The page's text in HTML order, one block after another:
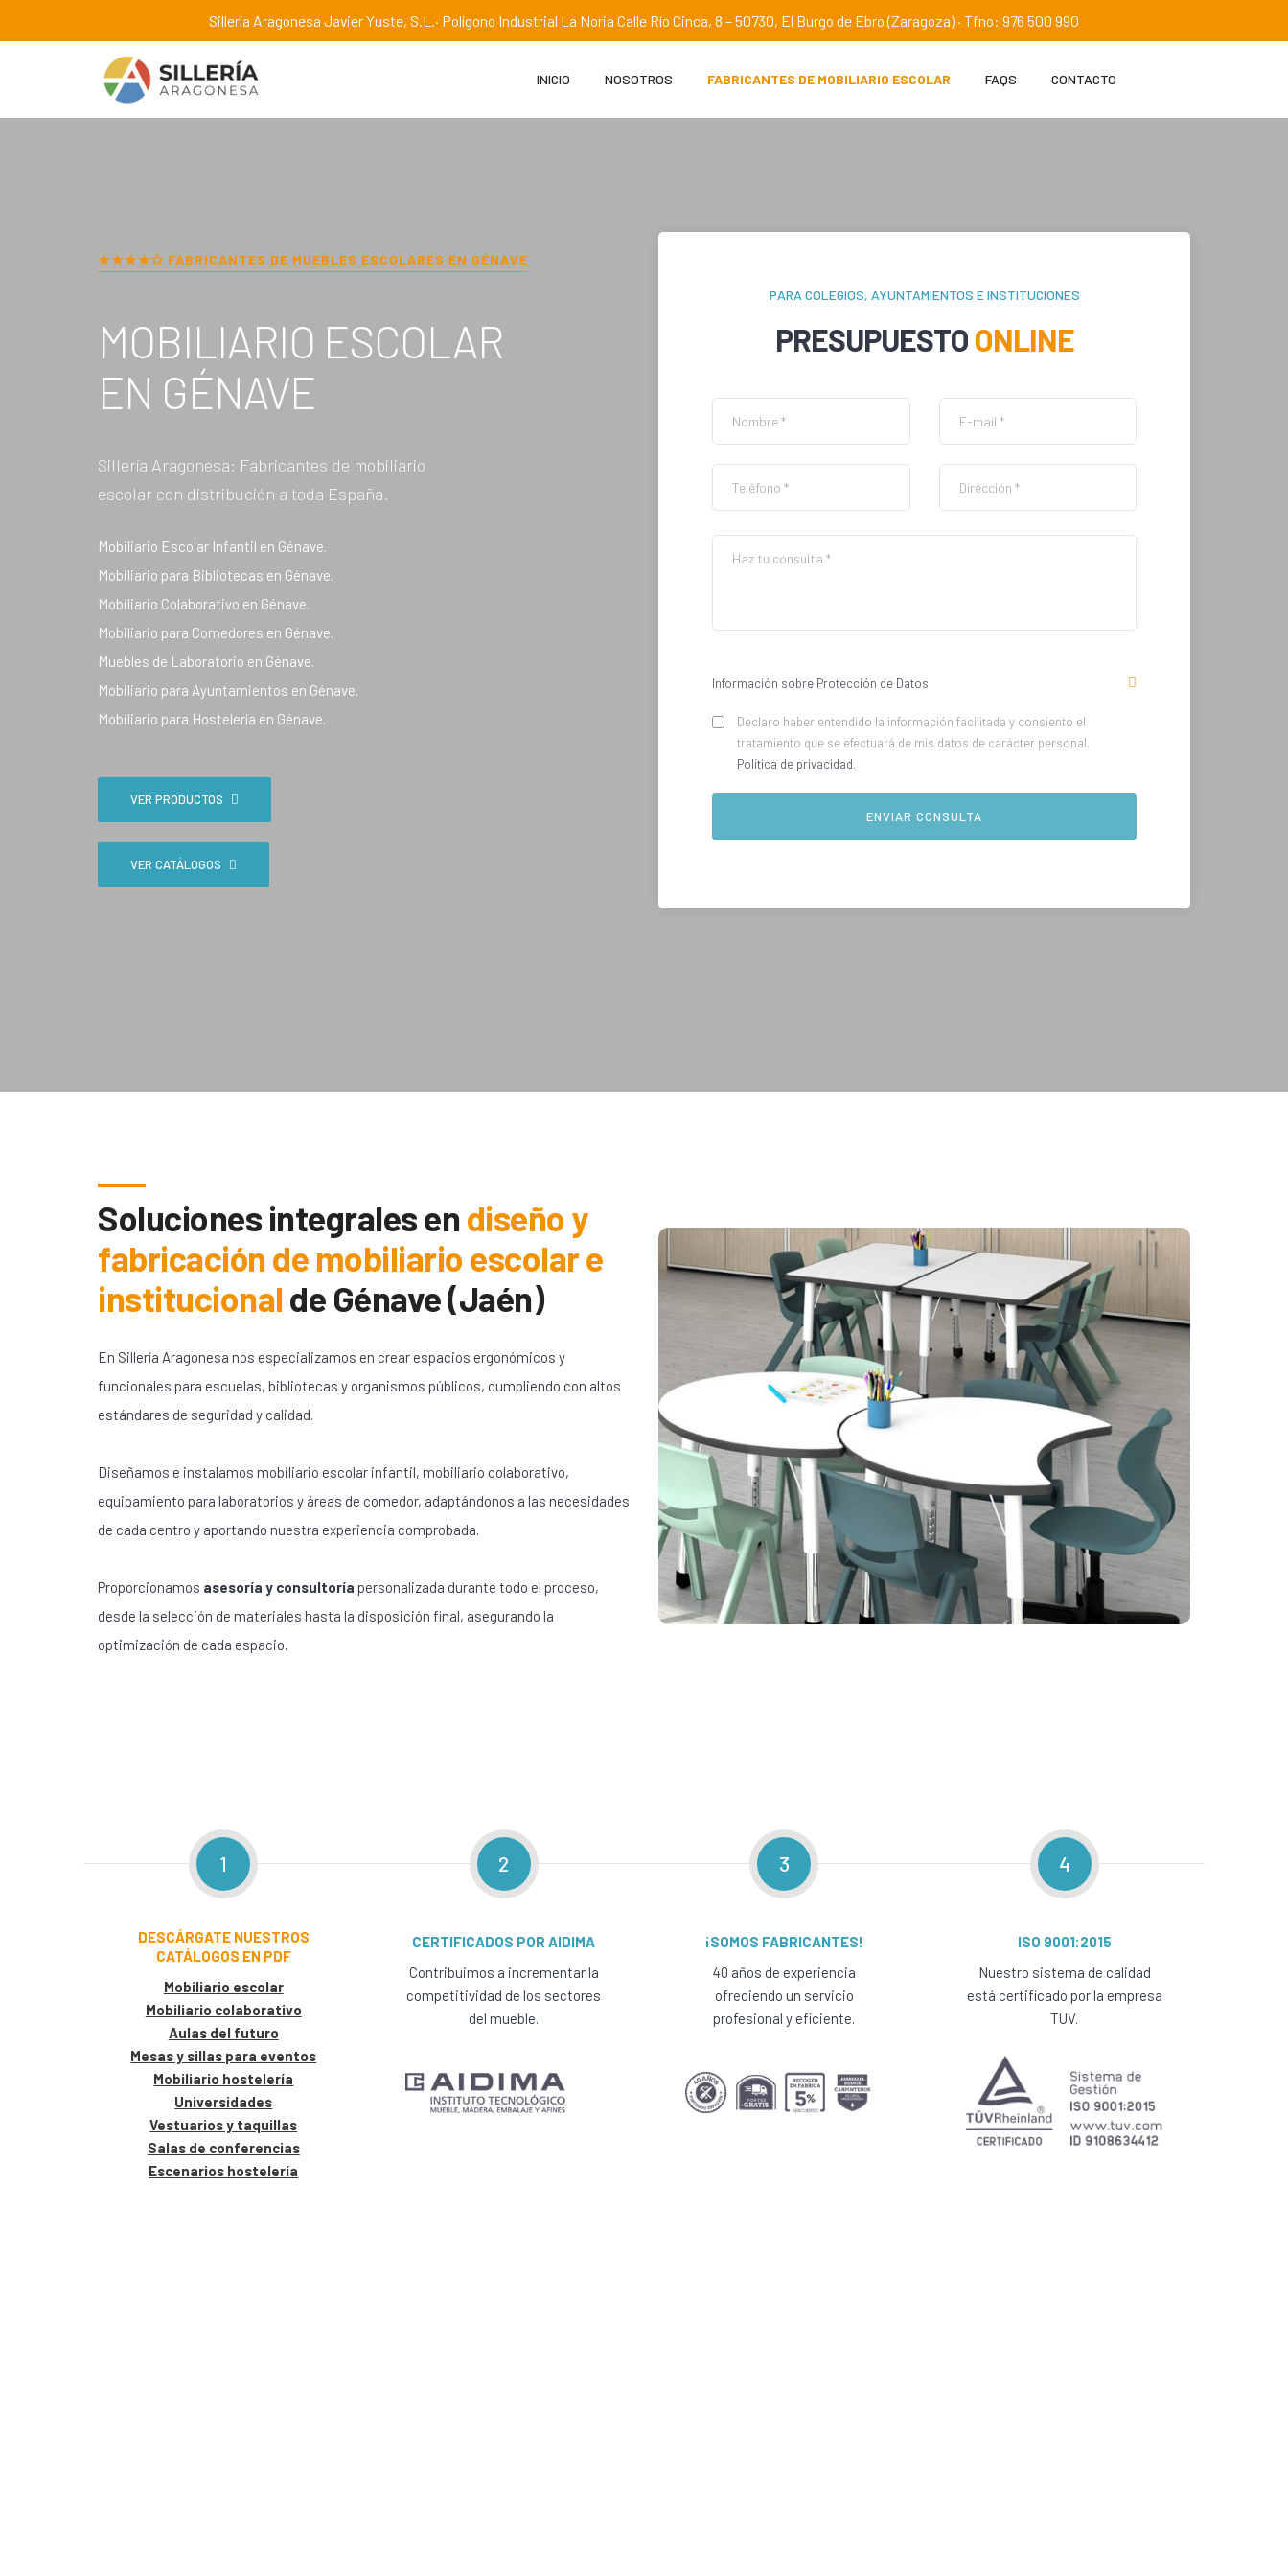
Sillería Aragonesa Javier Yuste, S.L.· Polígono Industrial La Noria Calle Río Cinca, 8 – 50730, El Burgo de Ebro (Zaragoza) · Tfno: 976 500 990
INICIO NOSOTROS FABRICANTES DE MOBILIARIO ESCOLAR FAQS CONTACTO
★★★★✩ FABRICANTES DE MUEBLES ESCOLARES EN GÉNAVE
MOBILIARIO ESCOLAR
EN GÉNAVE
Sillería Aragonesa: Fabricantes de mobiliario
escolar con distribución a toda España.
Mobiliario Escolar Infantil en Génave.
Mobiliario para Bibliotecas en Génave.
Mobiliario Colaborativo en Génave.
Mobiliario para Comedores en Génave.
Muebles de Laboratorio en Génave.
Mobiliario para Ayuntamientos en Génave.
Mobiliario para Hostelería en Génave.
VER PRODUCTOS
VER CATÁLOGOS
PARA COLEGIOS, AYUNTAMIENTOS E INSTITUCIONES
PRESUPUESTO ONLINE
Información sobre Protección de Datos
Declaro haber entendido la información facilitada y consiento el
tratamiento que se efectuará de mis datos de carácter personal.
Política de privacidad.
Soluciones integrales endiseño y
fabricación de mobiliario escolar e
institucionalde Génave (Jaén)
En Sillería Aragonesa nos especializamos en crear espacios ergonómicos y
funcionales para escuelas, bibliotecas y organismos públicos, cumpliendo con altos
estándares de seguridad y calidad.
Diseñamos e instalamos mobiliario escolar infantil, mobiliario colaborativo,
equipamiento para laboratorios y áreas de comedor, adaptándonos a las necesidades
de cada centro y aportando nuestra experiencia comprobada.
Proporcionamos asesoría y consultoría personalizada durante todo el proceso,
desde la selección de materiales hasta la disposición final, asegurando la
optimización de cada espacio.
1
DESCÁRGATENUESTROS
CATÁLOGOS EN PDF
Mobiliario escolar
Mobiliario colaborativo
Aulas del futuro
Mesas y sillas para eventos
Mobiliario hostelería
Universidades
Vestuarios y taquillas
Salas de conferencias
Escenarios hostelería
2
CERTIFICADOS POR AIDIMA
Contribuimos a incrementar la
competitividad de los sectores
del mueble.
3
¡SOMOS FABRICANTES!
40 años de experiencia
ofreciendo un servicio
profesional y eficiente.
4
ISO 9001:2015
Nuestro sistema de calidad
está certificado por la empresa
TUV.